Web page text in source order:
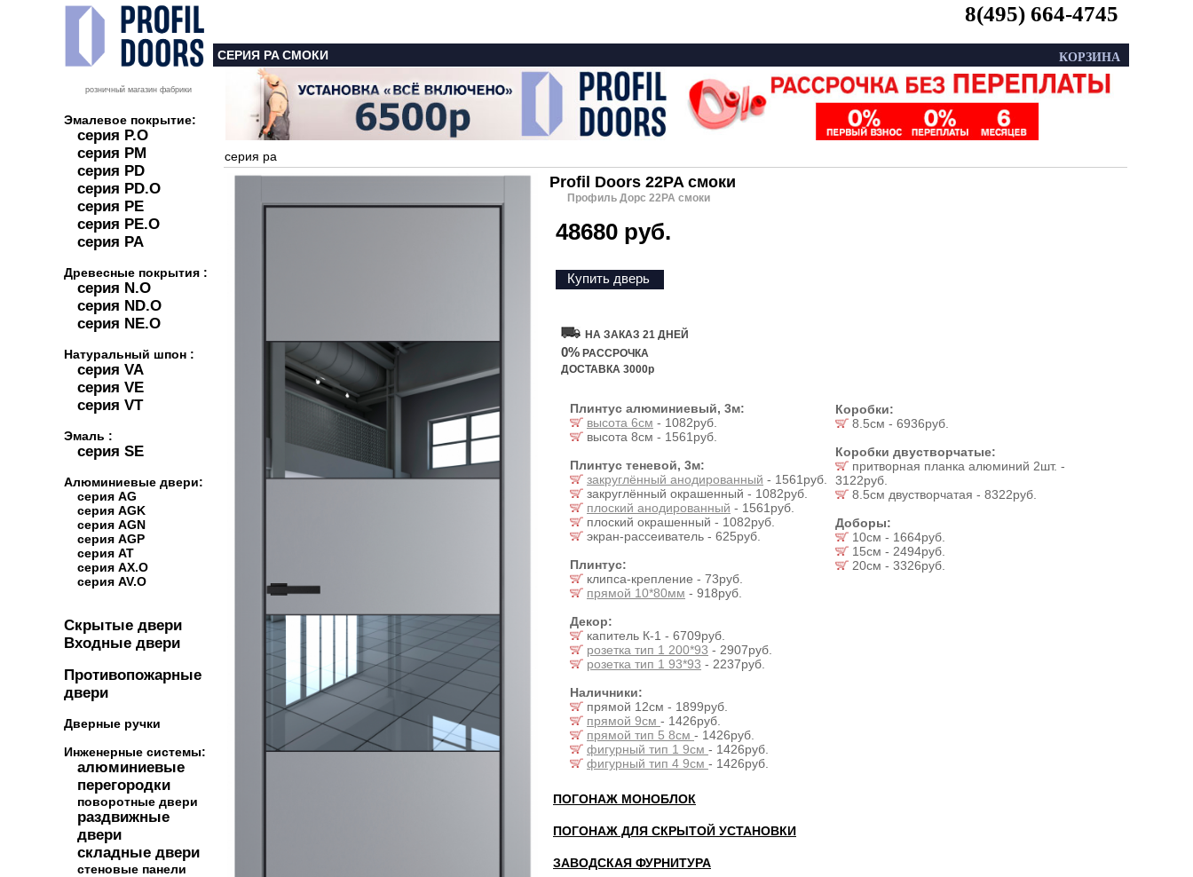
розничный магазин фабрики
Эмалевое покрытие:
серия P.O
серия PM
серия PD
серия PD.O
серия PE
серия PE.O
серия PA
Древесные покрытия :
серия N.O
серия ND.O
серия NE.O
Натуральный шпон :
серия VA
серия VE
серия VT
Эмаль :
серия SE
Алюминиевые двери:
серия AG
серия AGK
серия AGN
серия AGP
серия AT
серия AX.O
серия AV.O
Скрытые двери
Входные двери
Противопожарные
двери
Дверные ручки
Инженерные системы:
алюминиевые
перегородки
поворотные двери
раздвижные
двери
складные двери
стеновые панели
8(495) 664-4745
КОРЗИНА
СЕРИЯ PA СМОКИ
серия pa
Profil Doors 22PA смоки
Профиль Дорс 22PA смоки
48680 руб.
Купить дверь
НА ЗАКАЗ 21 ДНЕЙ
0% РАССРОЧКА
ДОСТАВКА 3000р
Плинтус алюминиевый, 3м:
высота 6см - 1082руб.
высота 8см - 1561руб.
Плинтус теневой, 3м:
закруглённый анодированный - 1561руб.
закруглённый окрашенный - 1082руб.
плоский анодированный - 1561руб.
плоский окрашенный - 1082руб.
экран-рассеиватель - 625руб.
Плинтус:
клипса-крепление - 73руб.
прямой 10*80мм - 918руб.
Декор:
капитель К-1 - 6709руб.
розетка тип 1 200*93 - 2907руб.
розетка тип 1 93*93 - 2237руб.
Наличники:
прямой 12см - 1899руб.
прямой 9см - 1426руб.
прямой тип 5 8см - 1426руб.
фигурный тип 1 9см - 1426руб.
фигурный тип 4 9см - 1426руб.
Коробки:
8.5см - 6936руб.
Коробки двустворчатые:
притворная планка алюминий 2шт. -
3122руб.
8.5см двустворчатая - 8322руб.
Доборы:
10см - 1664руб.
15см - 2494руб.
20см - 3326руб.
ПОГОНАЖ МОНОБЛОК
ПОГОНАЖ ДЛЯ СКРЫТОЙ УСТАНОВКИ
ЗАВОДСКАЯ ФУРНИТУРА